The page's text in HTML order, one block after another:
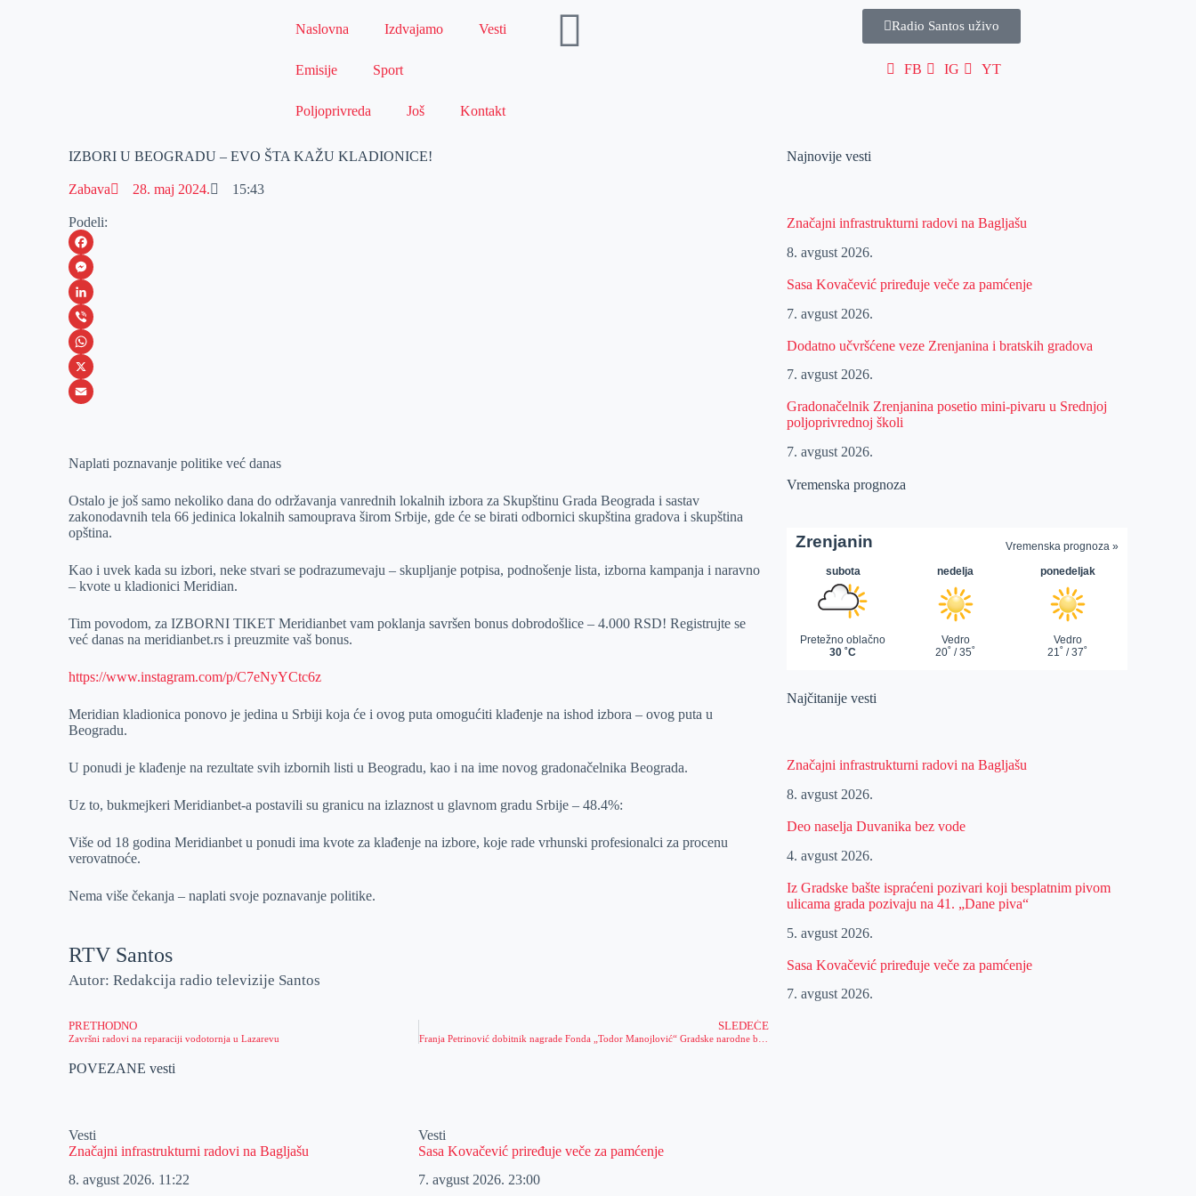
Naslovna Izdvajamo Vesti
Emisije Sport
Poljoprivreda Još Kontakt
Radio Santos uživo
FB IG YT
IZBORI U BEOGRADU – EVO ŠTA KAŽU KLADIONICE!
Zabava 28. maj 2024. 15:43
Podeli:
F
a
c
e
b
o
M
e
s
s
e
e
L
i
n
k
I
V
i
b
W
h
s
p
p
X
a
l
Naplati poznavanje politike već danas
Ostalo je još samo nekoliko dana do održavanja vanrednih lokalnih izbora za Skupštinu Grada Beograda i sastav
zakonodavnih tela 66 jedinica lokalnih samouprava širom Srbije, gde će se birati odbornici skupština gradova i skupština
opština.
Kao i uvek kada su izbori, neke stvari se podrazumevaju – skupljanje potpisa, podnošenje lista, izborna kampanja i naravno
– kvote u kladionici Meridian.
Tim povodom, za IZBORNI TIKET Meridianbet vam poklanja savršen bonus dobrodošlice – 4.000 RSD! Registrujte se
već danas na meridianbet.rs i preuzmite vaš bonus.
https://www.instagram.com/p/C7eNyYCtc6z
Meridian kladionica ponovo je jedina u Srbiji koja će i ovog puta omogućiti klađenje na ishod izbora – ovog puta u
Beogradu.
U ponudi je klađenje na rezultate svih izbornih listi u Beogradu, kao i na ime novog gradonačelnika Beograda.
Uz to, bukmejkeri Meridianbet-a postavili su granicu na izlaznost u glavnom gradu Srbije – 48.4%:
Više od 18 godina Meridianbet u ponudi ima kvote za klađenje na izbore, koje rade vrhunski profesionalci za procenu
verovatnoće.
Nema više čekanja – naplati svoje poznavanje politike.
RTV Santos
Autor: Redakcija radio televizije Santos
PRETHODNO
Završni radovi na reparaciji vodotornja u Lazarevu
SLEDEĆE
POVEZANE vesti
Vesti
Značajni infrastrukturni radovi na Bagljašu
8. avgust 2026. 11:22
Vesti
Sasa Kovačević priređuje veče za pamćenje
7. avgust 2026. 23:00
Najnovije vesti
Značajni infrastrukturni radovi na Bagljašu
8. avgust 2026.
Sasa Kovačević priređuje veče za pamćenje
7. avgust 2026.
Dodatno učvršćene veze Zrenjanina i bratskih gradova
7. avgust 2026.
Gradonačelnik Zrenjanina posetio mini-pivaru u Srednjoj
poljoprivrednoj školi
7. avgust 2026.
Vremenska prognoza
Najčitanije vesti
Značajni infrastrukturni radovi na Bagljašu
8. avgust 2026.
Deo naselja Duvanika bez vode
4. avgust 2026.
Iz Gradske bašte ispraćeni pozivari koji besplatnim pivom
ulicama grada pozivaju na 41. „Dane piva“
5. avgust 2026.
Sasa Kovačević priređuje veče za pamćenje
7. avgust 2026.